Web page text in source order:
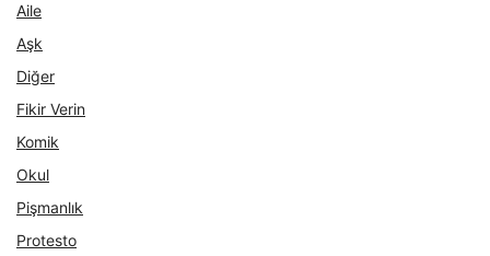
Aile
Aşk
Diğer
Fikir Verin
Komik
Okul
Pişmanlık
Protesto